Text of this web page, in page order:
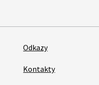
Odkazy
Kontakty